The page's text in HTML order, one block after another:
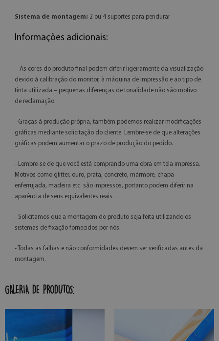
Sistema de montagem: 2 ou 4 suportes para pendurar
Informações adicionais:
- As cores do produto final podem diferir ligeiramente da visualização
devido à calibração do monitor, à máquina de impressão e ao tipo de
tinta utilizada – pequenas diferenças de tonalidade não são motivo
de reclamação.
- Graças à produção própria, também podemos realizar modificações
gráficas mediante solicitação do cliente. Lembre-se de que alterações
gráficas podem aumentar o prazo de produção do pedido.
- Lembre-se de que você está comprando uma obra em tela impressa.
Motivos como glitter, ouro, prata, concreto, mármore, chapa
enferrujada, madeira etc. são impressos, portanto podem diferir na
aparência de seus equivalentes reais.
- Solicitamos que a montagem do produto seja feita utilizando os
sistemas de fixação fornecidos por nós.
- Todas as falhas e não conformidades devem ser verificadas antes da
montagem.
GALERIA DE PRODUTOS: